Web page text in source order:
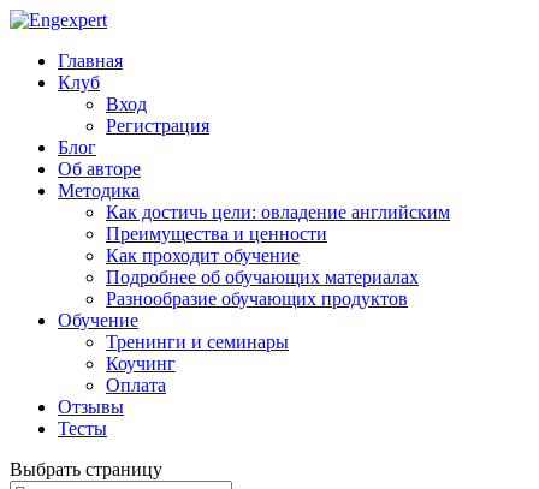
Главная
Клуб
Вход
Регистрация
Блог
Об авторе
Методика
Как достичь цели: овладение английским
Преимущества и ценности
Как проходит обучение
Подробнее об обучающих материалах
Разнообразие обучающих продуктов
Обучение
Тренинги и семинары
Коучинг
Оплата
Отзывы
Тесты
Выбрать страницу